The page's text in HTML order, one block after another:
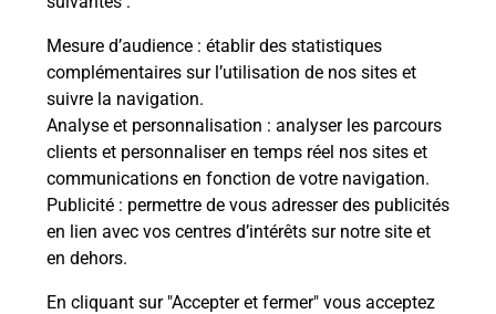
Mesure d’audience : établir des statistiques
complémentaires sur l’utilisation de nos sites et
suivre la navigation.
Analyse et personnalisation : analyser les parcours
clients et personnaliser en temps réel nos sites et
communications en fonction de votre navigation.
Publicité : permettre de vous adresser des publicités
en lien avec vos centres d’intérêts sur notre site et
en dehors.
En cliquant sur "Accepter et fermer" vous acceptez
route ?
Comment avoir les résultats du code
de la route ?
Combien de temps dure l'examen du
code de la route ?